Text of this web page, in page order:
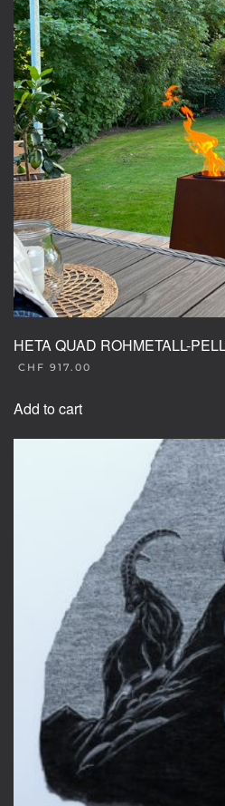
HETA QUAD ROHMETALL-
CHF 917.00
Add to cart